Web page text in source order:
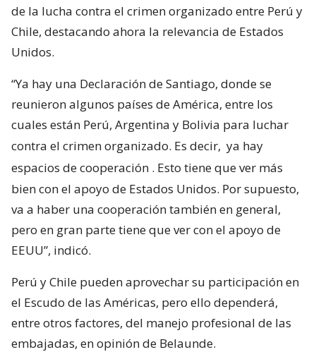
de la lucha contra el crimen organizado entre Perú y
Chile, destacando ahora la relevancia de Estados
Unidos.
“Ya hay una Declaración de Santiago, donde se
reunieron algunos países de América, entre los
cuales están Perú, Argentina y Bolivia para luchar
contra el crimen organizado. Es decir, ya hay
espacios de cooperación . Esto tiene que ver más
bien con el apoyo de Estados Unidos. Por supuesto,
va a haber una cooperación también en general,
pero en gran parte tiene que ver con el apoyo de
EEUU”, indicó.
Perú y Chile pueden aprovechar su participación en
el Escudo de las Américas, pero ello dependerá,
entre otros factores, del manejo profesional de las
embajadas, en opinión de Belaunde.